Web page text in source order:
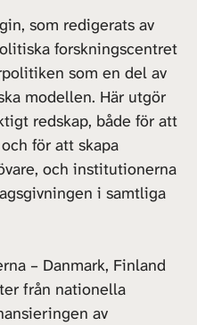
som redigerats av
forskningscentret
som en del av
modellen. Här utgör
redskap, både för att
för att skapa
och institutionerna
i samtliga
– Danmark, Finland
från nationella
av